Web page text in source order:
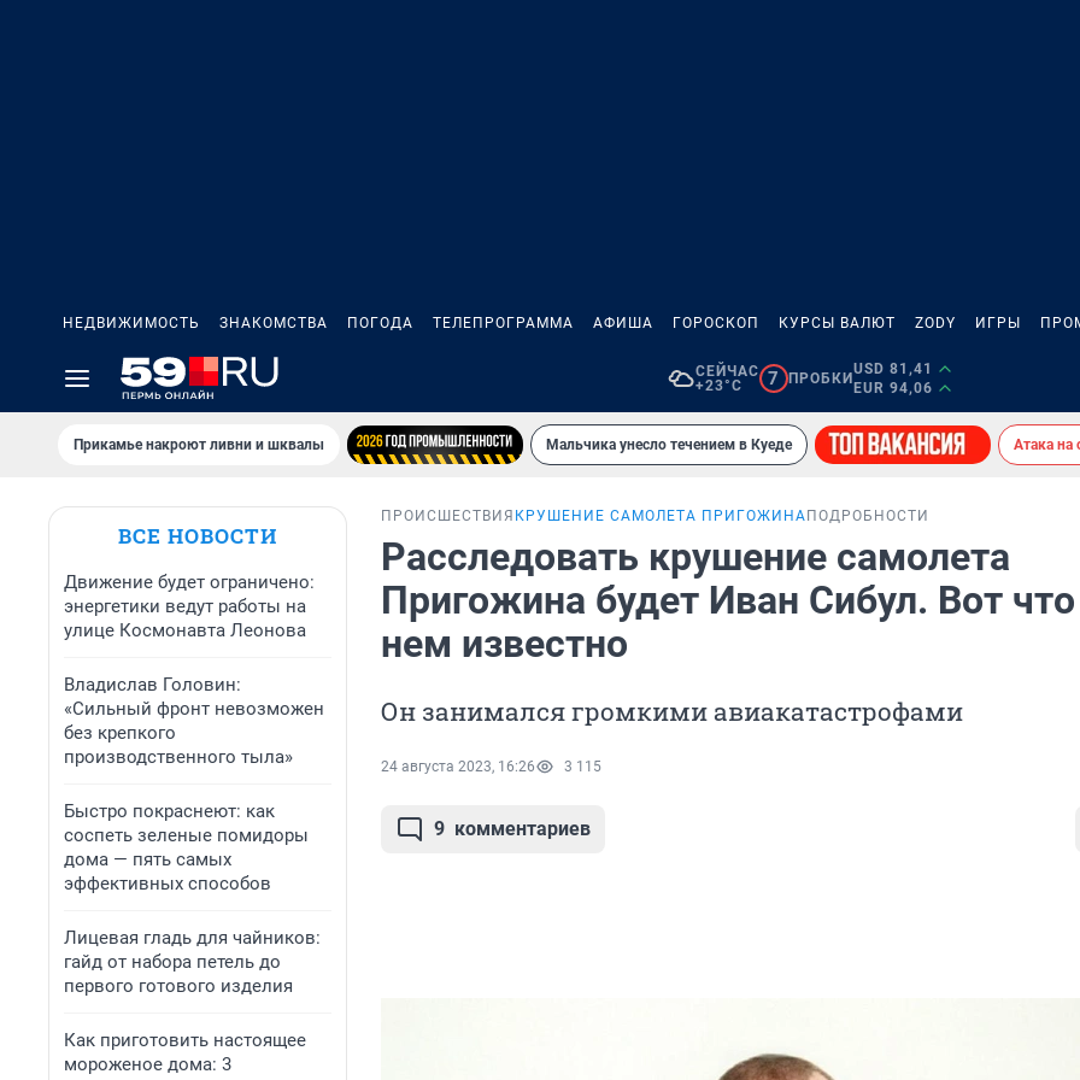
НЕДВИЖИМОСТЬ ЗНАКОМСТВА ПОГОДА ТЕЛЕПРОГРАММА АФИША ГОРОСКОП КУРСЫ ВАЛЮТ ZODY ИГРЫ
СЕЙЧАС
+23°C
7 ПРОБКИ
USD 81,41
EUR 94,06
Прикамье накроют ливни и шквалы Мальчика унесло течением в Куеде Атака на
ВСЕ НОВОСТИ
Движение будет ограничено:
энергетики ведут работы на
улице Космонавта Леонова
Владислав Головин:
«Сильный фронт невозможен
без крепкого
производственного тыла»
Быстро покраснеют: как
соспеть зеленые помидоры
дома — пять самых
эффективных способов
Лицевая гладь для чайников:
гайд от набора петель до
первого готового изделия
Как приготовить настоящее
мороженое дома: 3
ПРОИСШЕСТВИЯ КРУШЕНИЕ САМОЛЕТА ПРИГОЖИНА ПОДРОБНОСТИ
Расследовать крушение самолета
Пригожина будет Иван Сибул. Вот
нем известно
Он занимался громкими авиакатастрофами
24 августа 2023, 16:26 3 115
9 комментариев